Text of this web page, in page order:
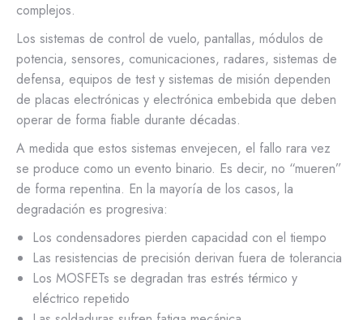
complejos.
Los sistemas de control de vuelo, pantallas, módulos de
potencia, sensores, comunicaciones, radares, sistemas de
defensa, equipos de test y sistemas de misión dependen
de placas electrónicas y electrónica embebida que deben
operar de forma fiable durante décadas.
A medida que estos sistemas envejecen, el fallo rara vez
se produce como un evento binario. Es decir, no “mueren”
de forma repentina. En la mayoría de los casos, la
degradación es progresiva:
Los condensadores pierden capacidad con el tiempo
Las resistencias de precisión derivan fuera de tolerancia
Los MOSFETs se degradan tras estrés térmico y
eléctrico repetido